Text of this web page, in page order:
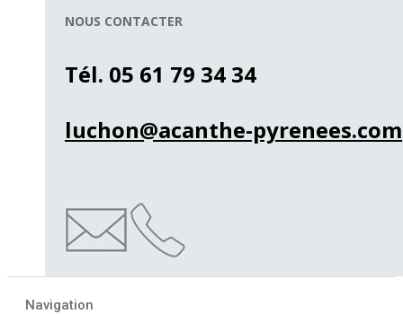
NOUS CONTACTER
Tél. 05 61 79 34 34
luchon@acanthe-pyrenees.com
Navigation